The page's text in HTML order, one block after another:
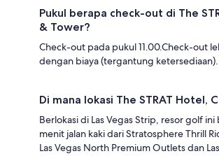
Pukul berapa check-out di The
& Tower?
Check-out pada pukul 11.00.Check-out
dengan biaya (tergantung ketersediaan).
Di mana lokasi The STRAT Hotel,
Berlokasi di Las Vegas Strip, resor golf ini
menit jalan kaki dari Stratosphere Thrill
Las Vegas North Premium Outlets dan